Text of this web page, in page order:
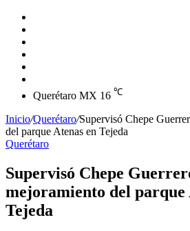
Querétaro MX 16 ℃
Inicio/Querétaro/Supervisó Chepe
del parque Atenas en Tejeda
Querétaro
Supervisó Chepe
mejoramiento del parque
Tejeda